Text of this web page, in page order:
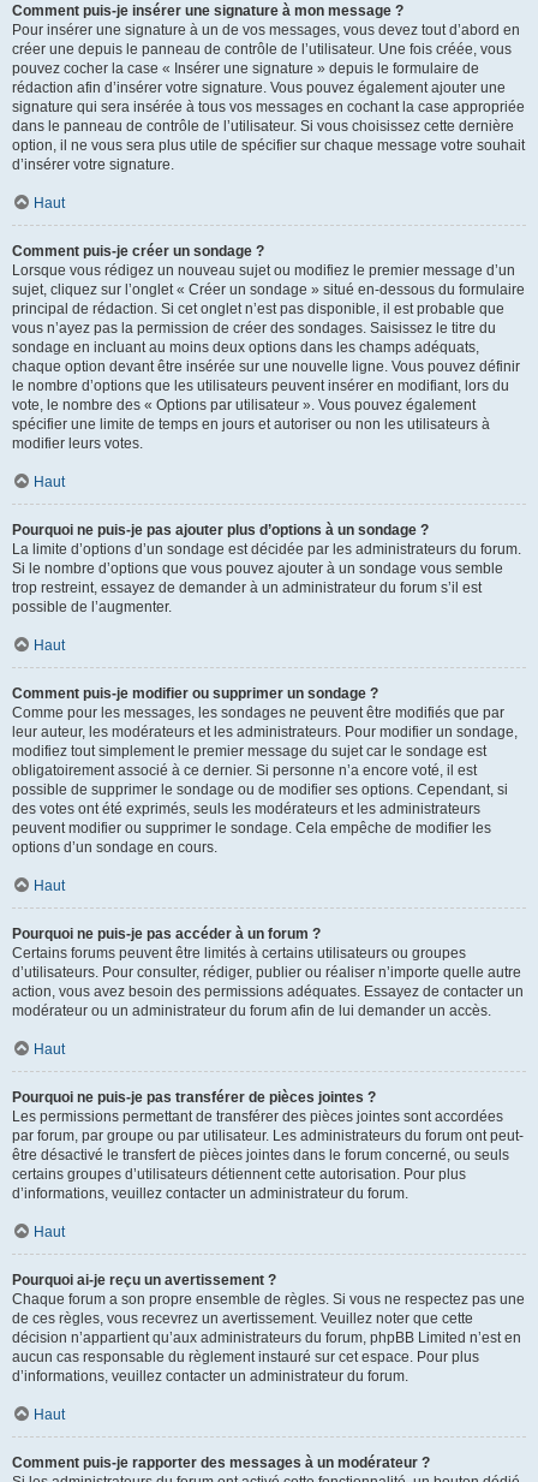
Comment puis-je insérer une signature à mon message ?
Pour insérer une signature à un de vos messages, vous devez tout d’abord en
créer une depuis le panneau de contrôle de l’utilisateur. Une fois créée, vous
pouvez cocher la case « Insérer une signature » depuis le formulaire de
rédaction afin d’insérer votre signature. Vous pouvez également ajouter une
signature qui sera insérée à tous vos messages en cochant la case appropriée
dans le panneau de contrôle de l’utilisateur. Si vous choisissez cette dernière
option, il ne vous sera plus utile de spécifier sur chaque message votre souhait
d’insérer votre signature.
Haut
Comment puis-je créer un sondage ?
Lorsque vous rédigez un nouveau sujet ou modifiez le premier message d’un
sujet, cliquez sur l’onglet « Créer un sondage » situé en-dessous du formulaire
principal de rédaction. Si cet onglet n’est pas disponible, il est probable que
vous n’ayez pas la permission de créer des sondages. Saisissez le titre du
sondage en incluant au moins deux options dans les champs adéquats,
chaque option devant être insérée sur une nouvelle ligne. Vous pouvez définir
le nombre d’options que les utilisateurs peuvent insérer en modifiant, lors du
vote, le nombre des « Options par utilisateur ». Vous pouvez également
spécifier une limite de temps en jours et autoriser ou non les utilisateurs à
modifier leurs votes.
Haut
Pourquoi ne puis-je pas ajouter plus d’options à un sondage ?
La limite d’options d’un sondage est décidée par les administrateurs du forum.
Si le nombre d’options que vous pouvez ajouter à un sondage vous semble
trop restreint, essayez de demander à un administrateur du forum s’il est
possible de l’augmenter.
Haut
Comment puis-je modifier ou supprimer un sondage ?
Comme pour les messages, les sondages ne peuvent être modifiés que par
leur auteur, les modérateurs et les administrateurs. Pour modifier un sondage,
modifiez tout simplement le premier message du sujet car le sondage est
obligatoirement associé à ce dernier. Si personne n’a encore voté, il est
possible de supprimer le sondage ou de modifier ses options. Cependant, si
des votes ont été exprimés, seuls les modérateurs et les administrateurs
peuvent modifier ou supprimer le sondage. Cela empêche de modifier les
options d’un sondage en cours.
Haut
Pourquoi ne puis-je pas accéder à un forum ?
Certains forums peuvent être limités à certains utilisateurs ou groupes
d’utilisateurs. Pour consulter, rédiger, publier ou réaliser n’importe quelle autre
action, vous avez besoin des permissions adéquates. Essayez de contacter un
modérateur ou un administrateur du forum afin de lui demander un accès.
Haut
Pourquoi ne puis-je pas transférer de pièces jointes ?
Les permissions permettant de transférer des pièces jointes sont accordées
par forum, par groupe ou par utilisateur. Les administrateurs du forum ont peut-
être désactivé le transfert de pièces jointes dans le forum concerné, ou seuls
certains groupes d’utilisateurs détiennent cette autorisation. Pour plus
d’informations, veuillez contacter un administrateur du forum.
Haut
Pourquoi ai-je reçu un avertissement ?
Chaque forum a son propre ensemble de règles. Si vous ne respectez pas une
de ces règles, vous recevrez un avertissement. Veuillez noter que cette
décision n’appartient qu’aux administrateurs du forum, phpBB Limited n’est en
aucun cas responsable du règlement instauré sur cet espace. Pour plus
d’informations, veuillez contacter un administrateur du forum.
Haut
Comment puis-je rapporter des messages à un modérateur ?